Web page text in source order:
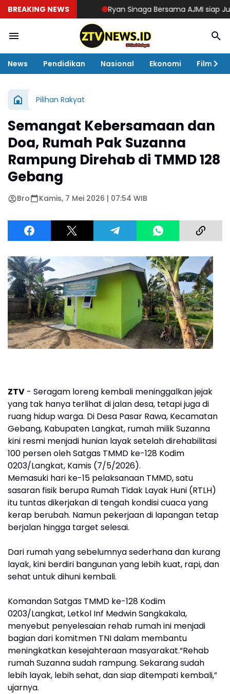
BREAKING NEWS Ryan Sinaga Bersama AJMI siap
News Pendidikan Nasional Ekonomi Film
Pilihan Rakyat
Semangat Kebersamaan dan
Doa, Rumah Pak Suzanna
Rampung Direhab di TMMD 128
Gebang
Bro Kamis, 7 Mei 2026 | 07:54 WIB
ZTV - Seragam loreng kembali meninggalkan jejak
yang tak hanya terlihat di jalan desa, tetapi juga di
ruang hidup warga. Di Desa Pasar Rawa, Kecamatan
Gebang, Kabupaten Langkat, rumah milik Suzanna
kini resmi menjadi hunian layak setelah direhabilitasi
100 persen oleh Satgas TMMD ke-128 Kodim
0203/Langkat, Kamis (7/5/2026).
Memasuki hari ke-15 pelaksanaan TMMD, satu
sasaran fisik berupa Rumah Tidak Layak Huni (RTLH)
itu tuntas dikerjakan di tengah kondisi cuaca yang
kerap berubah. Namun pekerjaan di lapangan tetap
berjalan hingga target selesai.
Dari rumah yang sebelumnya sederhana dan kurang
layak, kini berdiri bangunan yang lebih kuat, rapi, dan
sehat untuk dihuni kembali.
Komandan Satgas TMMD ke-128 Kodim
0203/Langkat, Letkol Inf Medwin Sangkakala,
menyebut penyelesaian rehab rumah ini menjadi
bagian dari komitmen TNI dalam membantu
meningkatkan kesejahteraan masyarakat.“Rehab
rumah Suzanna sudah rampung. Sekarang sudah
lebih layak, lebih sehat, dan siap ditempati kembali,”
ujarnya.